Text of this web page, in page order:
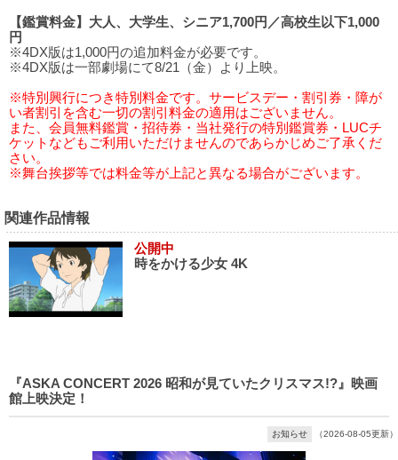
【鑑賞料金】大人、大学生、シニア1,700円／高校生以下1,000
円
※4DX版は1,000円の追加料金が必要です。
※4DX版は一部劇場にて8/21（金）より上映。
※特別興行につき特別料金です。サービスデー・割引券・障が
い者割引を含む一切の割引料金の適用はございません。
また、会員無料鑑賞・招待券・当社発行の特別鑑賞券・LUCチ
ケットなどもご利用いただけませんのであらかじめご了承くだ
さい。
※舞台挨拶等では料金等が上記と異なる場合がございます。
関連作品情報
公開中
時をかける少女 4K
『ASKA CONCERT 2026 昭和が見ていたクリスマス!?』映画
館上映決定！
お知らせ （2026-08-05更新）